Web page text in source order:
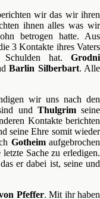
wir das wir ihren
ihnen alles was wir
betrogen hatte. Aus
3 Kontakte ihres Vaters
hat. Grodni
Barlin Silberbart. Alle
wir uns nach den
und Thulgrimseine
Kontakte berichten
seine Ehre somit wieder
Gotheimaufgebrochen
Sache zu erledigen.
er dabei ist, seine und
Pfeffer. Mit ihr haben